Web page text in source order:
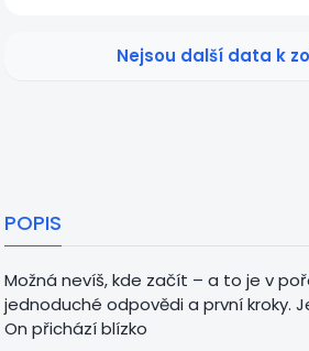
ČÍST VÍCE
Andělé a démoni v Bibli: Co
před rokem